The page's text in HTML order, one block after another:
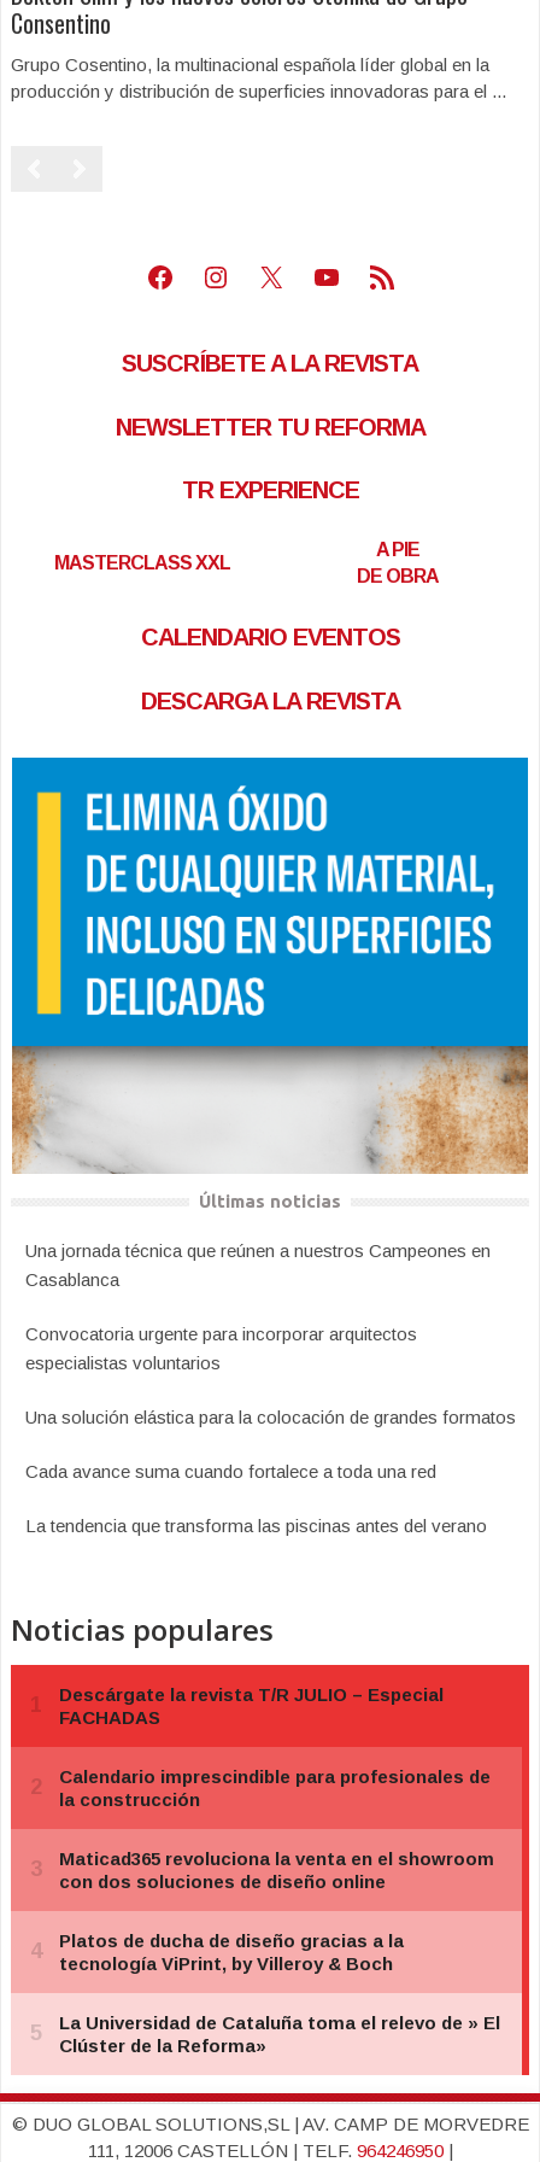
Consentino
Grupo Cosentino, la multinacional española líder global en la
producción y distribución de superficies innovadoras para el ...
Facebook
Instagram
X Youtube
Feed RSS
SUSCRÍBETE A LA REVISTA
NEWSLETTER TU REFORMA
TR EXPERIENCE
MASTERCLASS XXL
A PIE
DE OBRA
CALENDARIO EVENTOS
DESCARGA LA REVISTA
Últimas noticias
Una jornada técnica que reúnen a nuestros Campeones en
Casablanca
Convocatoria urgente para incorporar arquitectos
especialistas voluntarios
Una solución elástica para la colocación de grandes formatos
Cada avance suma cuando fortalece a toda una red
La tendencia que transforma las piscinas antes del verano
Noticias populares
© DUO GLOBAL SOLUTIONS,SL | AV. CAMP DE MORVEDRE
111, 12006 CASTELLÓN | TELF. 964246950|